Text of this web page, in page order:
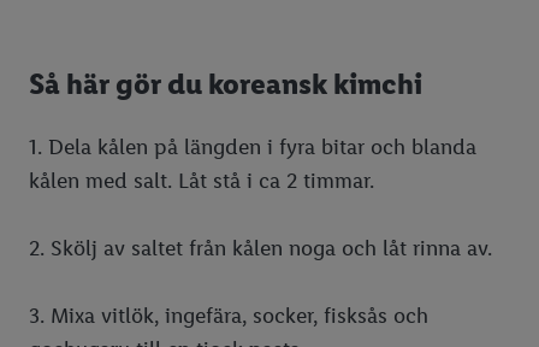
Så här gör du koreansk kimchi
1. Dela kålen på längden i fyra bitar och blanda
kålen med salt. Låt stå i ca 2 timmar.
2. Skölj av saltet från kålen noga och låt rinna av.
3. Mixa vitlök, ingefära, socker, fisksås och